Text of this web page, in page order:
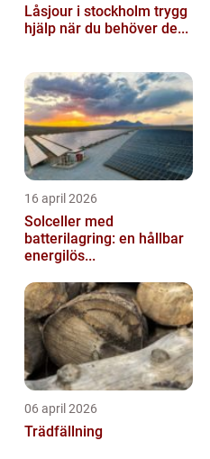
Låsjour i stockholm trygg
hjälp när du behöver de...
16 april 2026
Solceller med
batterilagring: en hållbar
energilös...
06 april 2026
Trädfällning